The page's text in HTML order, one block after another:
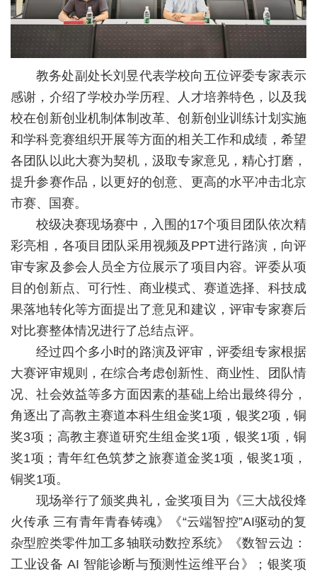
生
就
育
教
资
伍
学
科
研
校
园
活
教务处副处长刘昱代表学校向五位评委专家表示
感谢，介绍了学校办学历程、人才培养特色，以及我
校在创新创业机制体制改革、创新创业训练计划实施
和学科竞赛组织开展等方面的相关工作和成绩，希望
各团队以此大赛为契机，汲取专家意见，精心打磨，
提升参赛作品，以更好的创意、更高的水平冲击北京
市赛、国赛。
校级决赛现场赛中，入围的17个项目团队依次精
彩亮相，各项目团队采用视频及PPT进行路演，向评
审专家及参会人员全方位展示了项目内容。评委从项
目的创新点、可行性、商业模式、赛道选择、科技成
果落地转化等方面提出了意见和建议，评审专家赛后
对比赛整体情况进行了总结点评。
经过四个多小时的路演及评审，评委组专家根据
大赛评审规则，在综合考虑创新性、商业性、团队情
况、社会效益等多方面因素的基础上给出最终得分，
角逐出了高教主赛道本科生组金奖1项，银奖2项，铜
奖3项；高教主赛道研究生组金奖1项，银奖1项，铜
奖1项；青年红色筑梦之旅赛道金奖1项，银奖1项，
铜奖1项。
现场举行了颁奖典礼，金奖项目为《三大战役烽
火传承 三有青年青春铸魂》《“云端智控”AI驱动的复
杂型腔类零件加工多轴联动数控系统》《数智云边：
工业设备 AI 智能诊断与预测性运维平台》；银奖项